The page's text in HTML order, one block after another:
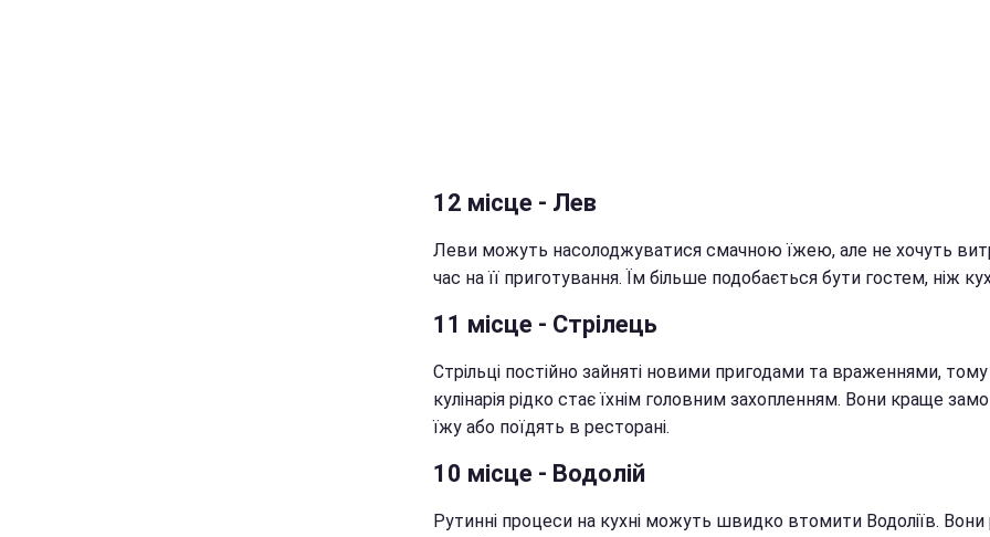
12 місце - Лев
Леви можуть насолоджуватися смачною їжею, але не хочуть
час на її приготування. Їм більше подобається бути гостем, ніж
11 місце - Стрілець
Стрільці постійно зайняті новими пригодами та враженнями, тому
кулінарія рідко стає їхнім головним захопленням. Вони краще
їжу або поїдять в ресторані.
10 місце - Водолій
Рутинні процеси на кухні можуть швидко втомити Водоліїв.